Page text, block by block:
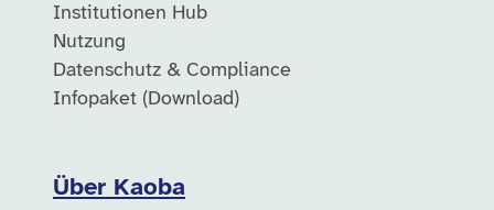
Institutionen Hub
Nutzung
Datenschutz & Compliance
Infopaket (Download)
Über Kaoba